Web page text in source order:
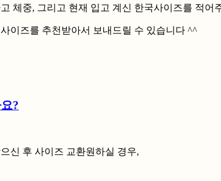
체중, 그리고 현재 입고 계신 한국사이즈를 적어
이즈를 추천받아서 보내드릴 수 있습니다 ^^
?
신 후 사이즈 교환원하실 경우,